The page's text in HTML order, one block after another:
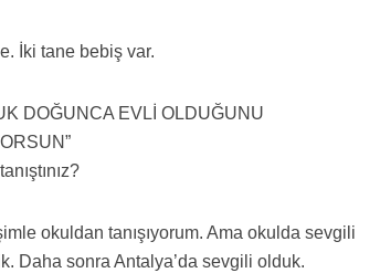
İki tane bebiş var.
DOĞUNCA EVLİ OLDUĞUNU
okuldan tanışıyorum. Ama okulda sevgili
Daha sonra Antalya’da sevgili olduk.